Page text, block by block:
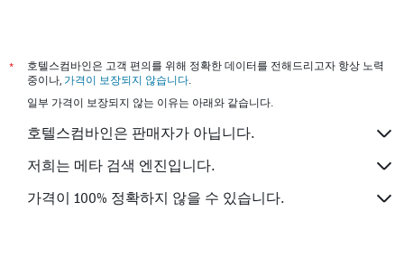
토요코 인 치바 마쿠하리
패미 인 마쿠하리
메이플 인 마쿠하리
호텔 발리안리조트 치바 - 패밀리 키즈 그룹 컨셉
그랜드 파크 호텔 파넥스 치바
*
호텔스컴바인은 고객 편의를 위해 정확한 데이터를 전해드리고자 항상 노력
중이나, 가격이 보장되지 않습니다.
일부 가격이 보장되지 않는 이유는 아래와 같습니다.
호텔스컴바인은 판매자가 아닙니다.
저희는 메타 검색 엔진입니다.
가격이 100% 정확하지 않을 수 있습니다.